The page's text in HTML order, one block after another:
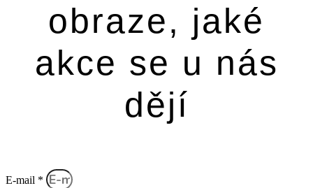
obraze, jaké
akce se u nás
dějí
E-mail *